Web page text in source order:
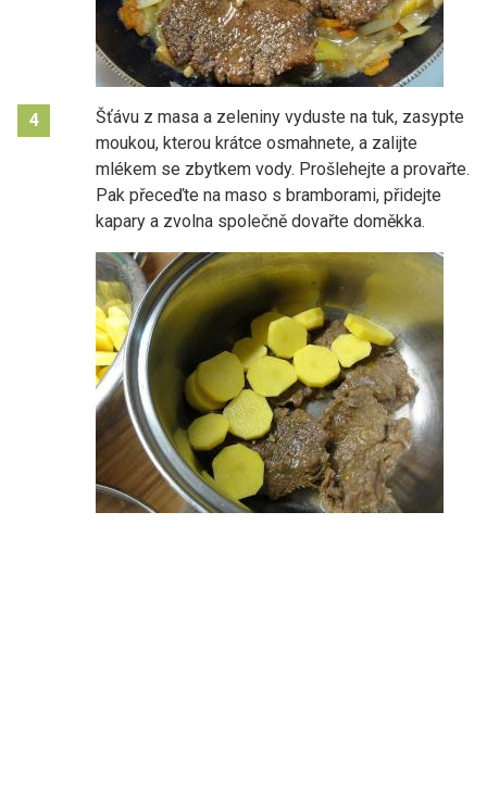
4
Šťávu z masa a zeleniny vyduste na tuk, zasypte
moukou, kterou krátce osmahnete, a zalijte
mlékem se zbytkem vody. Prošlehejte a provařte.
Pak přeceďte na maso s bramborami, přidejte
kapary a zvolna společně dovařte doměkka.